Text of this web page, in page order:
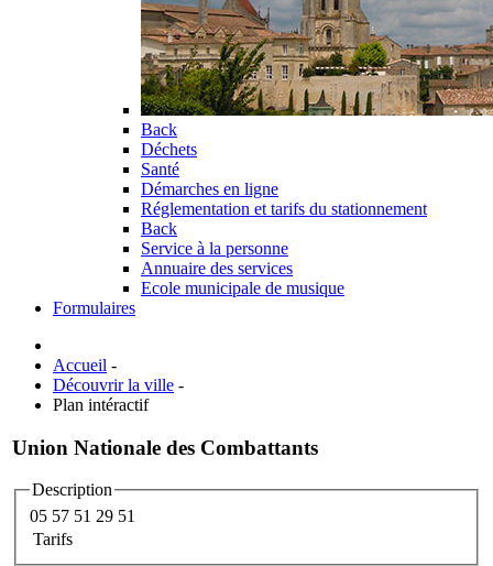
Back
Déchets
Santé
Démarches en ligne
Réglementation et tarifs du stationnement
Back
Service à la personne
Annuaire des services
Ecole municipale de musique
Formulaires
Accueil -
Découvrir la ville -
Plan intéractif
Union Nationale des Combattants
Description
05 57 51 29 51
Tarifs